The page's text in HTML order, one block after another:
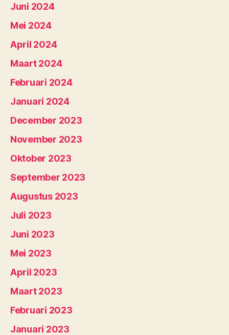
Juni 2024
Mei 2024
April 2024
Maart 2024
Februari 2024
Januari 2024
December 2023
November 2023
Oktober 2023
September 2023
Augustus 2023
Juli 2023
Juni 2023
Mei 2023
April 2023
Maart 2023
Februari 2023
Januari 2023